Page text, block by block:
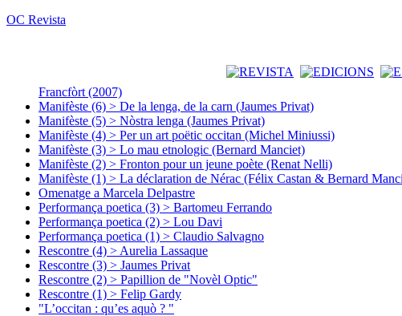
OC Revista
Francfòrt (2007)
Manifèste (6) > De la lenga, de la carn (Jaumes Privat)
Manifèste (5) > Nòstra lenga (Jaumes Privat)
Manifèste (4) > Per un art poëtic occitan (Michel Miniussi)
Manifèste (3) > Lo mau etnologic (Bernard Manciet)
Manifèste (2) > Fronton pour un jeune poète (Renat Nelli)
Manifèste (1) > La déclaration de Nérac (Félix Castan & Bernard
Omenatge a Marcela Delpastre
Performança poetica (3) > Bartomeu Ferrando
Performança poetica (2) > Lou Davi
Performança poetica (1) > Claudio Salvagno
Rescontre (4) > Aurelia Lassaque
Rescontre (3) > Jaumes Privat
Rescontre (2) > Papillion de "Novèl Optic"
Rescontre (1) > Felip Gardy
"L’occitan : qu’es aquò ? "